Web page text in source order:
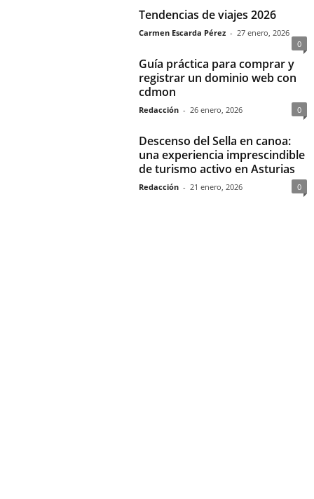
Tendencias de viajes 2026
Carmen Escarda Pérez - 27 enero, 2026
0
Guía práctica para comprar y
registrar un dominio web con
cdmon
Redacción - 26 enero, 2026 0
Descenso del Sella en canoa:
una experiencia imprescindible
de turismo activo en Asturias
Redacción - 21 enero, 2026 0